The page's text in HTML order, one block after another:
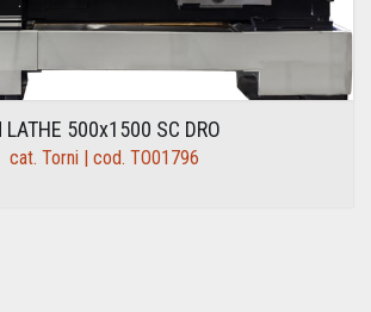
LATHE 500x1500 SC DRO
cat. Torni | cod. TO01796